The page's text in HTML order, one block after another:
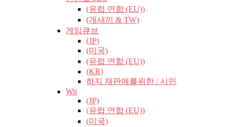
(유럽​​ 연합 (EU))
(개새끼 & TW)
게임큐브
(JP)
(미국)
(유럽​​ 연합 (EU))
(KR)
하지 재판매를위한 / 시민
Wii
(JP)
(유럽​​ 연합 (EU))
(미국)